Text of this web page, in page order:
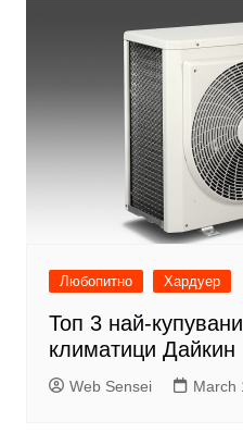
Любопитно Хардуер
Топ 3 най-
климатици Дайкин
Web Sensei March